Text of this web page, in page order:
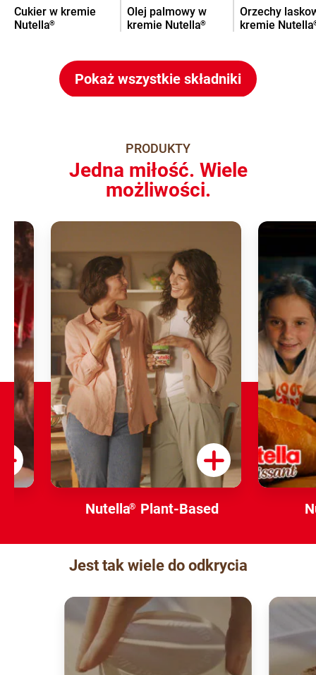
Cukier w kremie
Nutella®
Olej palmowy w
kremie Nutella®
Orzechy
kremie Nutella
Pokaż wszystkie składniki
Nutella® Plant-Based
PRODUKTY
Jedna miłość. Wiele
możliwości.
Jest tak wiele do odkrycia